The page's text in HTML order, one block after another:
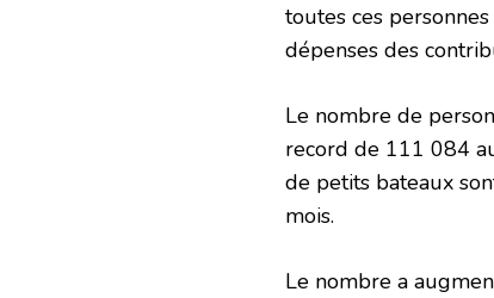
toutes ces
dépenses des
Le nombre de
record de 111 084
de petits bateaux
mois.
Le nombre a